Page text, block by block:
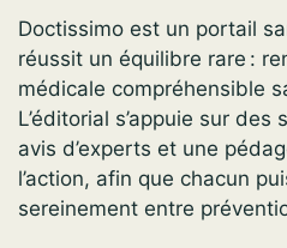
Doctissimo est un portail
réussit un équilibre rare :
médicale compréhensible
L’éditorial s’appuie sur
avis d’experts et une
l’action, afin que chacun
sereinement entre